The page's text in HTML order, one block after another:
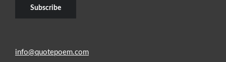
info@quotepoem.com